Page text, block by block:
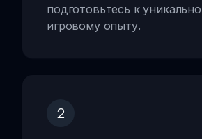
подготовьтесь к
игровому опыту.
2